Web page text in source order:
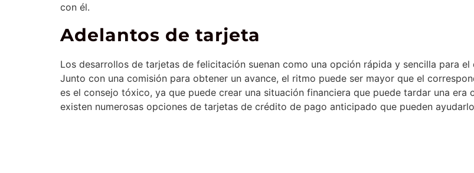
con él.
Adelantos de tarjeta
Los desarrollos de tarjetas de felicitación suenan como una opción rápida y sencilla para
Junto con una comisión para obtener un avance, el ritmo puede ser mayor que el
es el consejo tóxico, ya que puede crear una situación financiera que puede tardar una
existen numerosas opciones de tarjetas de crédito de pago anticipado que pueden